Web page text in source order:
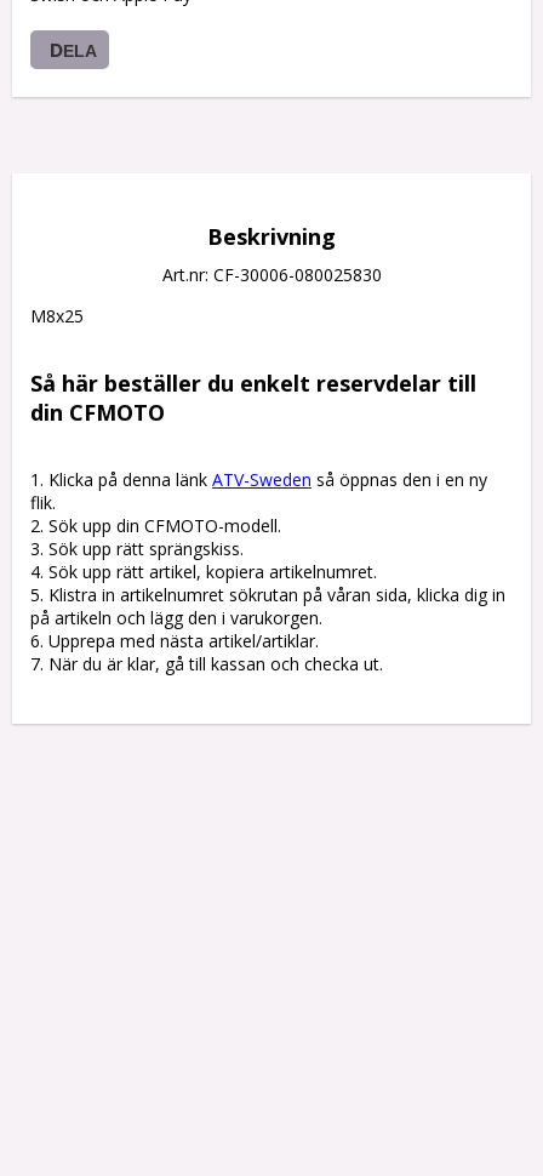
DELA
Beskrivning
Art.nr: CF-30006-080025830
M8x25
Så här beställer du enkelt reservdelar till
din CFMOTO
1. Klicka på denna länk ATV-Sweden så öppnas den i en ny
flik.
2. Sök upp din CFMOTO-modell.
3. Sök upp rätt sprängskiss.
4. Sök upp rätt artikel, kopiera artikelnumret.
5. Klistra in artikelnumret sökrutan på våran sida, klicka dig in
på artikeln och lägg den i varukorgen.
6. Upprepa med nästa artikel/artiklar.
7. När du är klar, gå till kassan och checka ut.